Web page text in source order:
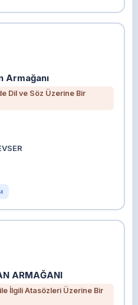
Armağanı
Dil ve Söz Üzerine Bir
ARMAĞANI
İlgili Atasözleri Üzerine Bir